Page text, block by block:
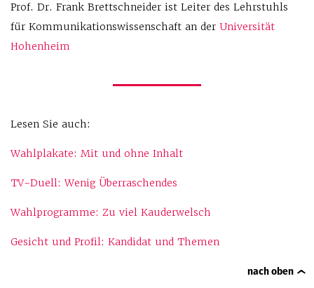
Prof. Dr. Frank Brettschneider ist Leiter des Lehrstuhls
für Kommunikationswissenschaft an der Universität
Hohenheim
Lesen Sie auch:
Wahlplakate: Mit und ohne Inhalt
TV-Duell: Wenig Überraschendes
Wahlprogramme: Zu viel Kauderwelsch
Gesicht und Profil: Kandidat und Themen
nach oben